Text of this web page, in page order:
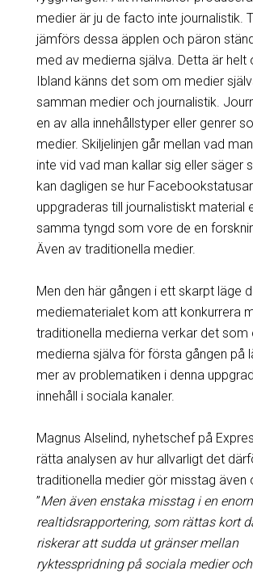
medier är ju de facto inte journalistik.
jämförs dessa äpplen och päron
med av medierna själva. Detta är helt
Ibland känns det som om medier
samman medier och journalistik.
en av alla innehållstyper eller genrer
medier. Skiljelinjen går mellan vad
inte vid vad man kallar sig eller säger
kan dagligen se hur Facebookstatusar
uppgraderas till journalistiskt material
samma tyngd som vore de en
Även av traditionella medier.
Men den här gången i ett skarpt läge
mediematerialet kom att konkurrera
traditionella medierna verkar det som
medierna själva för första gången på
mer av problematiken i denna
innehåll i sociala kanaler.
Magnus Alselind, nyhetschef på
rätta analysen av hur allvarligt det
traditionella medier gör misstag även
”Men även enstaka misstag i en
realtidsrapportering, som rättas kort
riskerar att sudda ut gränser mellan
ryktesspridning på sociala medier